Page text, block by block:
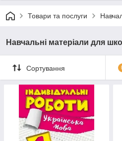
Товари та послуги
Навчальні матеріали для
Сортування